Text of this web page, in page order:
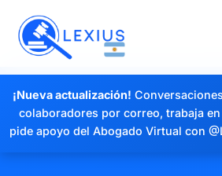
¡Nueva actualización!
colaboradores por correo, trabaja
pide apoyo del Abogado Virtual con